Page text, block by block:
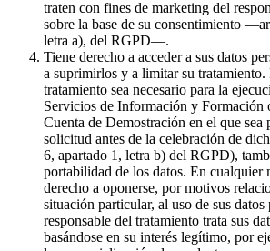
traten con fines de marketing del
sobre la base de su consentimiento
letra a), del RGPD—.
Tiene derecho a acceder a sus datos
a suprimirlos y a limitar su tratamiento.
tratamiento sea necesario para la
Servicios de Información y Formación
Cuenta de Demostración en el que sea
solicitud antes de la celebración de
6, apartado 1, letra b) del RGPD),
portabilidad de los datos. En cualquier
derecho a oponerse, por motivos
situación particular, al uso de sus datos
responsable del tratamiento trata sus
basándose en su interés legítimo, por